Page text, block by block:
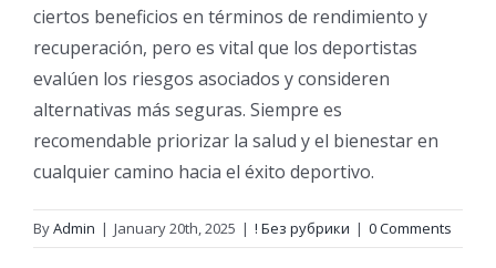
ciertos beneficios en términos de rendimiento y
recuperación, pero es vital que los deportistas
evalúen los riesgos asociados y consideren
alternativas más seguras. Siempre es
recomendable priorizar la salud y el bienestar en
cualquier camino hacia el éxito deportivo.
ByAdmin | January 20th, 2025 | ! Без рубрики | 0 Comments